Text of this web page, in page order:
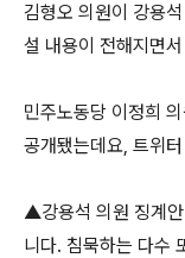
김형오 의원이 강용
설 내용이 전해지면
민주노동당 이정희
공개됐는데요, 트위
▲강용석 의원 징계
니다. 침묵하는 다수